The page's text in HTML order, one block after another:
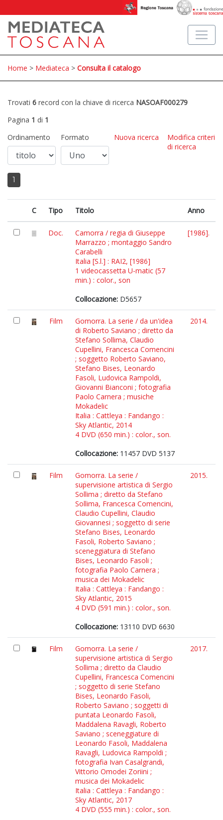
Home > Mediateca > Consulta il catalogo
Trovati 6 record con la chiave di ricerca NASOAF000279
Pagina 1 di 1
Ordinamento
Formato Nuova ricerca
Modifica criteri
di ricerca
1
C Tipo Titolo Anno
Doc.
Camorra / regia di Giuseppe
Marrazzo ; montaggio Sandro
Carabelli
Italia [S.l.] : RAI2, [1986]
1 videocassetta U-matic (57
min.) : color., son
Collocazione: D5657
[1986].
Film
Gomorra. La serie / da un'idea
di Roberto Saviano ; diretto da
Stefano Sollima, Claudio
Cupellini, Francesca Comencini
; soggetto Roberto Saviano,
Stefano Bises, Leonardo
Fasoli, Ludovica Rampoldi,
Giovanni Bianconi ; fotografia
Paolo Carnera ; musiche
Mokadelic
Italia : Cattleya : Fandango :
Sky Atlantic, 2014
4 DVD (650 min.) : color., son.
Collocazione: 11457 DVD 5137
2014.
Film
Gomorra. La serie /
supervisione artistica di Sergio
Sollima ; diretto da Stefano
Sollima, Francesca Comencini,
Claudio Cupellini, Claudio
Giovannesi ; soggetto di serie
Stefano Bises, Leonardo
Fasoli, Roberto Saviano ;
sceneggiatura di Stefano
Bises, Leonardo Fasoli ;
fotografia Paolo Carnera ;
musica dei Mokadelic
Italia : Cattleya : Fandango :
Sky Atlantic, 2015
4 DVD (591 min.) : color., son.
Collocazione: 13110 DVD 6630
2015.
Film
Gomorra. La serie /
supervisione artistica di Sergio
Sollima ; diretto da Claudio
Cupellini, Francesca Comencini
; soggetto di serie Stefano
Bises, Leonardo Fasoli,
Roberto Saviano ; soggetti di
puntata Leonardo Fasoli,
Maddalena Ravagli, Roberto
Saviano ; sceneggiature di
Leonardo Fasoli, Maddalena
Ravagli, Ludovica Rampoldi ;
fotografia Ivan Casalgrandi,
Vittorio Omodei Zoriini ;
musica dei Mokadelic
Italia : Cattleya : Fandango :
Sky Atlantic, 2017
4 DVD (555 min.) : color., son.
2017.